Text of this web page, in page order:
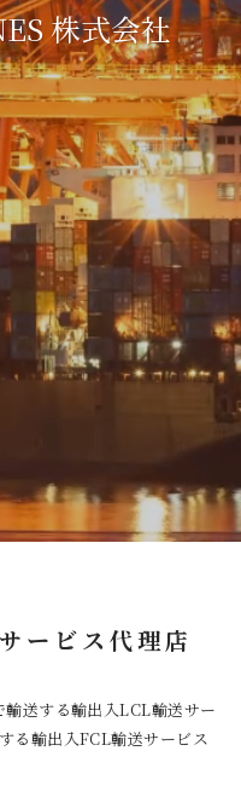
株式会社
ービス代理店
送する輸出入LCL輸送サー
る輸出入FCL輸送サービス